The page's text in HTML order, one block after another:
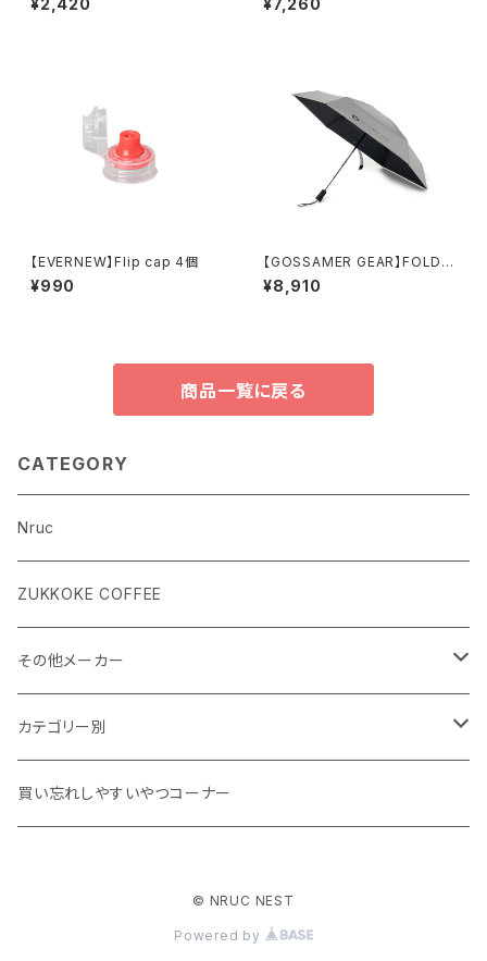
¥2,420 ¥7,260
【EVERNEW】Flip cap 4個
¥990
【GOSSAMER GEAR】FOLDIN
G UMBRELLA3.0
¥8,910
商品一覧に戻る
CATEGORY
Nruc
ZUKKOKE COFFEE
その他メーカー
ACLIMA
atelierBluebottle
カテゴリー別
Unisex ウェア
買い忘れしやすいやつコーナー
© NRUC NEST
Powered by